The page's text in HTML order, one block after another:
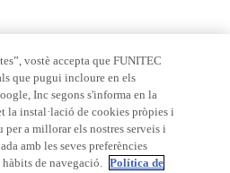
vostè accepta que FUNITEC
que pugui incloure en els
Inc segons s'informa en la
la instal·lació de cookies pròpies i
per a millorar els nostres serveis i
amb les seves preferències
de navegació. Política de